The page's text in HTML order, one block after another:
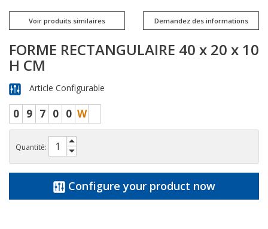
Voir produits similaires Demandez des informations
FORME RECTANGULAIRE 40 x 20 x 10
H CM
Article Configurable
0 9 7 0 0 W
Quantité:
Configure your product now